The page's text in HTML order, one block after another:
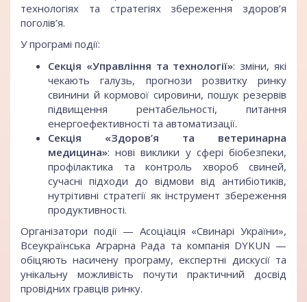
технологіях та стратегіях збереження здоров’я
поголів’я.
У програмі події:
Секція «Управління та технології»: зміни, які
чекають галузь, прогнози розвитку ринку
свинини й кормової сировини, пошук резервів
підвищення рентабельності, питання
енергоефективності та автоматизації.
Секція «Здоров’я та ветеринарна
медицина»: нові виклики у сфері біобезпеки,
профілактика та контроль хвороб свиней,
сучасні підходи до відмови від антибіотиків,
нутрітивні стратегії як інструмент збереження
продуктивності.
Організатори події — Асоціація «Свинарі України»,
Всеукраїнська Аграрна Рада та компанія DYKUN —
обіцяють насичену програму, експертні дискусії та
унікальну можливість почути практичний досвід
провідних гравців ринку.